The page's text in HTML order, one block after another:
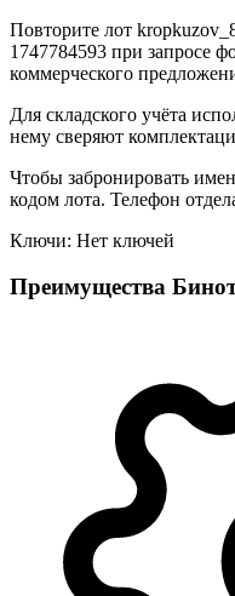
Повторите лот
1747784593 при запросе
коммерческого
Для складского учёта
нему сверяют
Чтобы забронировать
кодом лота. Телефон
Ключи: Нет ключей
Преимущества